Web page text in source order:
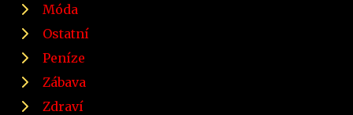
Móda
Ostatní
Peníze
Zábava
Zdraví